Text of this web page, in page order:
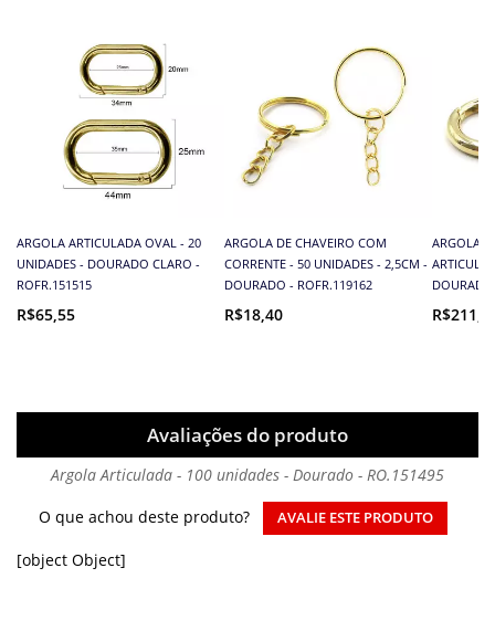
ARGOLA ARTICULADA OVAL - 20
UNIDADES - DOURADO CLARO -
ROFR.151515
R$65,55
ARGOLA DE CHAVEIRO COM
CORRENTE - 50 UNIDADES - 2,5CM -
DOURADO - ROFR.119162
R$18,40
ARGOLA
Avaliações do produto
Argola Articulada - 100 unidades - Dourado - RO.151495
O que achou deste produto?
AVALIE ESTE PRODUTO
[object Object]